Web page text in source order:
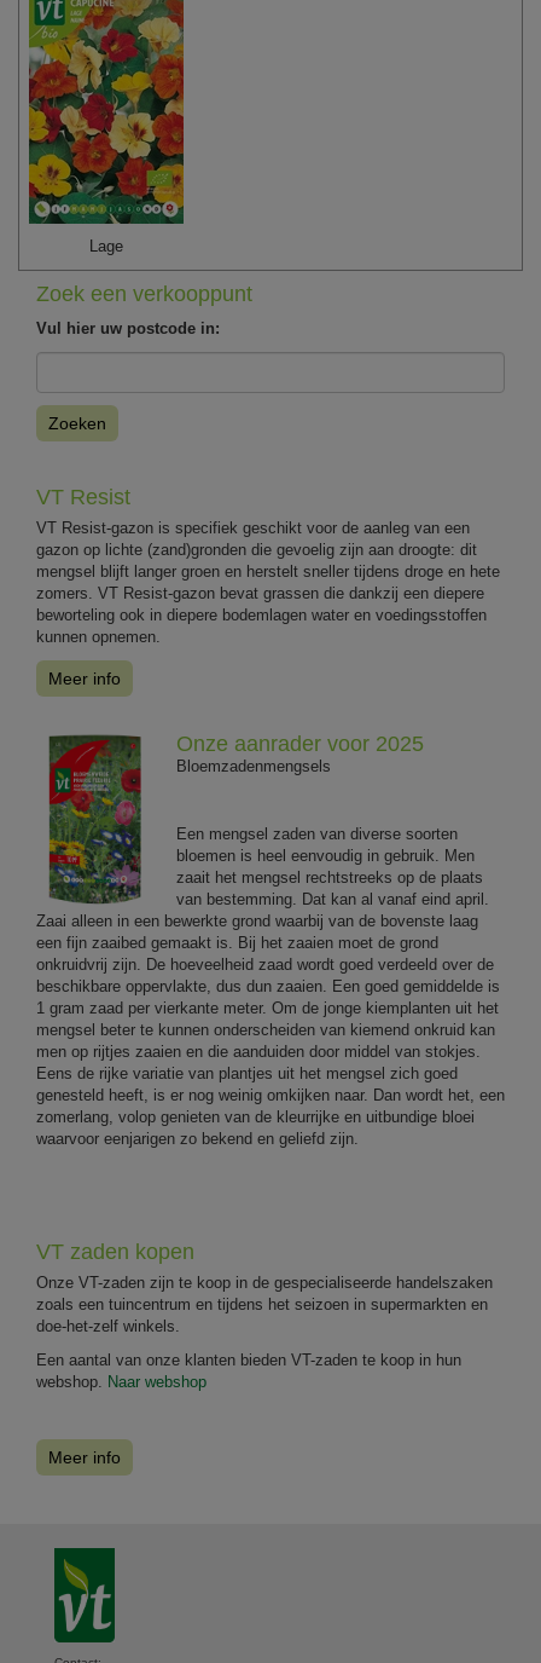
Lage
Zoek een verkooppunt
Vul hier uw postcode in:
Zoeken
VT Resist
VT Resist-gazon is specifiek geschikt voor de aanleg van een
gazon op lichte (zand)gronden die gevoelig zijn aan droogte: dit
mengsel blijft langer groen en herstelt sneller tijdens droge en hete
zomers. VT Resist-gazon bevat grassen die dankzij een diepere
beworteling ook in diepere bodemlagen water en voedingsstoffen
kunnen opnemen.
Meer info
Onze aanrader voor 2025
Bloemzadenmengsels
Een mengsel zaden van diverse soorten
bloemen is heel eenvoudig in gebruik. Men
zaait het mengsel rechtstreeks op de plaats
van bestemming. Dat kan al vanaf eind april.
Zaai alleen in een bewerkte grond waarbij van de bovenste laag
een fijn zaaibed gemaakt is. Bij het zaaien moet de grond
onkruidvrij zijn. De hoeveelheid zaad wordt goed verdeeld over de
beschikbare oppervlakte, dus dun zaaien. Een goed gemiddelde is
1 gram zaad per vierkante meter. Om de jonge kiemplanten uit het
mengsel beter te kunnen onderscheiden van kiemend onkruid kan
men op rijtjes zaaien en die aanduiden door middel van stokjes.
Eens de rijke variatie van plantjes uit het mengsel zich goed
genesteld heeft, is er nog weinig omkijken naar. Dan wordt het, een
zomerlang, volop genieten van de kleurrijke en uitbundige bloei
waarvoor eenjarigen zo bekend en geliefd zijn.
VT zaden kopen
Onze VT-zaden zijn te koop in de gespecialiseerde handelszaken
zoals een tuincentrum en tijdens het seizoen in supermarkten en
doe-het-zelf winkels.
Een aantal van onze klanten bieden VT-zaden te koop in hun
webshop.
Naar webshop
Meer info